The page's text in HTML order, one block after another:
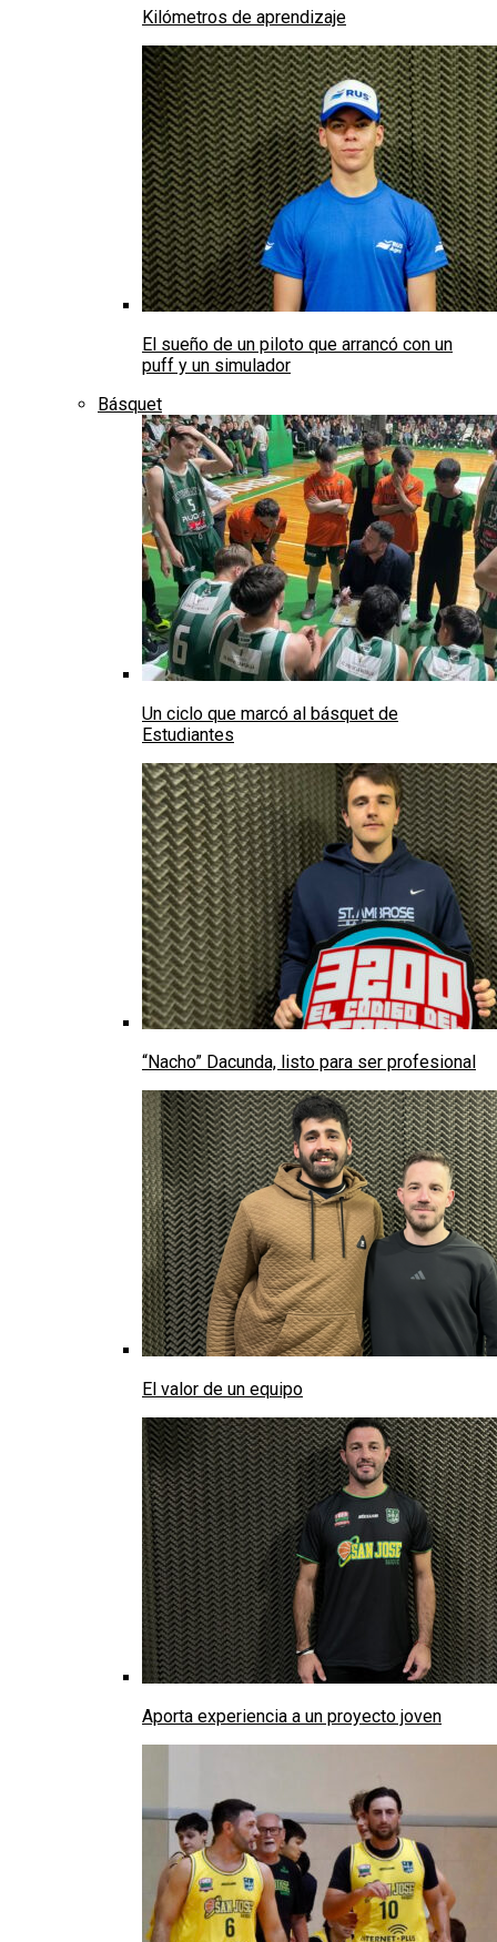
Kilómetros de aprendizaje
El sueño de un piloto que arrancó con un
puff y un simulador
Básquet
Un ciclo que marcó al básquet de
Estudiantes
“Nacho” Dacunda, listo para ser profesional
El valor de un equipo
Aporta experiencia a un proyecto joven